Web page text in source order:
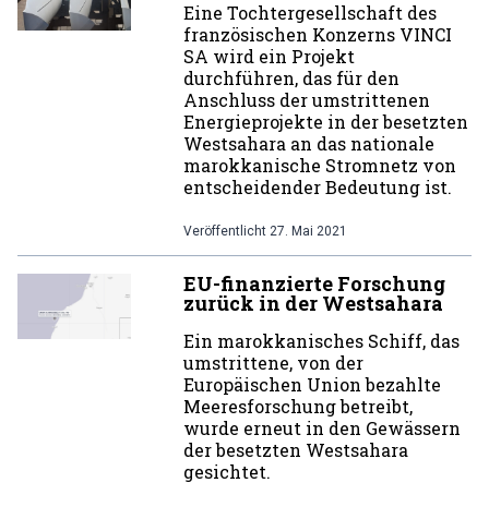
Eine Tochtergesellschaft des
französischen Konzerns VINCI
SA wird ein Projekt
durchführen, das für den
Anschluss der umstrittenen
Energieprojekte in der besetzten
Westsahara an das nationale
marokkanische Stromnetz von
entscheidender Bedeutung ist.
Veröffentlicht 27. Mai 2021
EU-finanzierte Forschung
zurück in der Westsahara
Ein marokkanisches Schiff, das
umstrittene, von der
Europäischen Union bezahlte
Meeresforschung betreibt,
wurde erneut in den Gewässern
der besetzten Westsahara
gesichtet.